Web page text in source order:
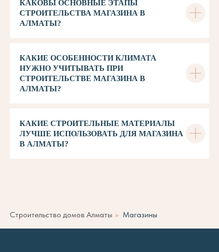
КАКОВЫ ОСНОВНЫЕ ЭТАПЫ
СТРОИТЕЛЬСТВА МАГАЗИНА В
АЛМАТЫ?
КАКИЕ ОСОБЕННОСТИ КЛИМАТА
НУЖНО УЧИТЫВАТЬ ПРИ
СТРОИТЕЛЬСТВЕ МАГАЗИНА В
АЛМАТЫ?
КАКИЕ СТРОИТЕЛЬНЫЕ МАТЕРИАЛЫ
ЛУЧШЕ ИСПОЛЬЗОВАТЬ ДЛЯ МАГАЗИНА
В АЛМАТЫ?
Строительство домов Алматы » Магазины